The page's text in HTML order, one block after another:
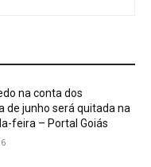
na conta dos
de junho será quitada na
feira – Portal Goiás